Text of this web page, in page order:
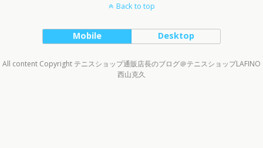
Back to top
Mobile Desktop
All content Copyright テニスショップ通販店長のブログ＠テニスショップLAFINO
西山克久